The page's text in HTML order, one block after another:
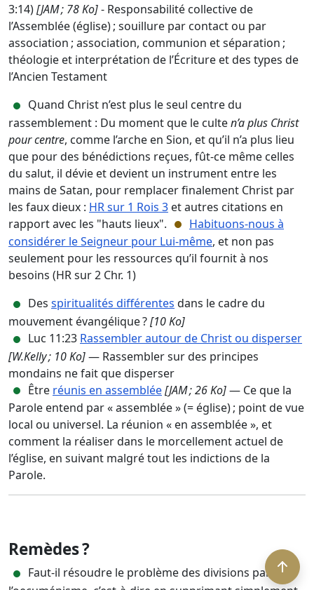
3:14)[JAM ; 78 Ko]- Responsabilité collective de
l’Assemblée (église) ; souillure par contact ou par
association ; association, communion et séparation ;
théologie et interprétation de l’Écriture et des types de
l’Ancien Testament
Quand Christ n’est plus le seul centre du
rassemblement : Du moment que le culten’a plus Christ
pour centre, comme l’arche en Sion, et qu’il n’a plus lieu
que pour des bénédictions reçues, fût-ce même celles
du salut, il dévie et devient un instrument entre les
mains de Satan, pour remplacer finalement Christ par
les faux dieux : HR sur 1 Rois 3 et autres citations en
rapport avec les "hauts lieux".
Habituons-nous à
considérer le Seigneur pour Lui-même, et non pas
seulement pour les ressources qu’il fournit à nos
besoins (HR sur 2 Chr. 1)
Des spiritualités différentes dans le cadre du
mouvement évangélique ?[10 Ko]
Luc 11:23 Rassembler autour de Christ ou disperser
[W.Kelly ; 10 Ko]— Rassembler sur des principes
mondains ne fait que disperser
Être réunis en assemblée[JAM ; 26 Ko]— Ce que la
Parole entend par « assemblée » (= église) ; point de vue
local ou universel. La réunion « en assemblée », et
comment la réaliser dans le morcellement actuel de
l’église, en suivant malgré tout les indictions de la
Parole.
Remèdes ?
Faut-il résoudre le problème des divisions par